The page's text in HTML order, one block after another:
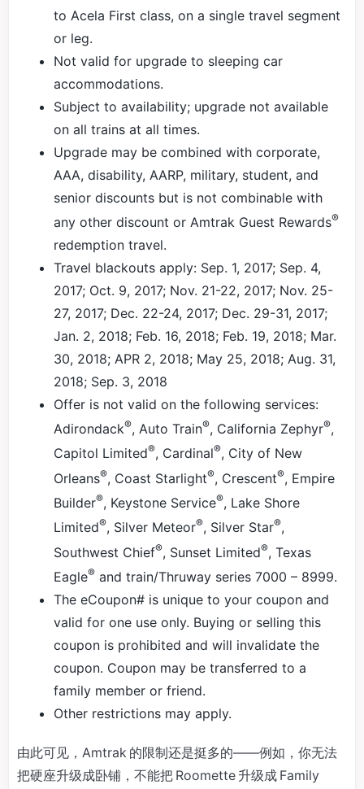
to Acela First class, on a single travel segment
or leg.
Not valid for upgrade to sleeping car
accommodations.
Subject to availability; upgrade not available
on all trains at all times.
Upgrade may be combined with corporate,
AAA, disability, AARP, military, student, and
senior discounts but is not combinable with
any other discount or Amtrak Guest Rewards®
redemption travel.
Travel blackouts apply: Sep. 1, 2017; Sep. 4,
2017; Oct. 9, 2017; Nov. 21-22, 2017; Nov. 25-
27, 2017; Dec. 22-24, 2017; Dec. 29-31, 2017;
Jan. 2, 2018; Feb. 16, 2018; Feb. 19, 2018; Mar.
30, 2018; APR 2, 2018; May 25, 2018; Aug. 31,
2018; Sep. 3, 2018
Offer is not valid on the following services:
Adirondack®, Auto Train®, California Zephyr®,
Capitol Limited®, Cardinal®, City of New
Orleans®, Coast Starlight®, Crescent®, Empire
Builder®, Keystone Service®, Lake Shore
Limited®, Silver Meteor®, Silver Star®,
Southwest Chief®, Sunset Limited®, Texas
Eagle® and train/Thruway series 7000 – 8999.
The eCoupon# is unique to your coupon and
valid for one use only. Buying or selling this
coupon is prohibited and will invalidate the
coupon. Coupon may be transferred to a
family member or friend.
Other restrictions may apply.
由此可见，Amtrak 的限制还是挺多的——例如，你无法
把硬座升级成卧铺，不能把 Roomette 升级成 Family